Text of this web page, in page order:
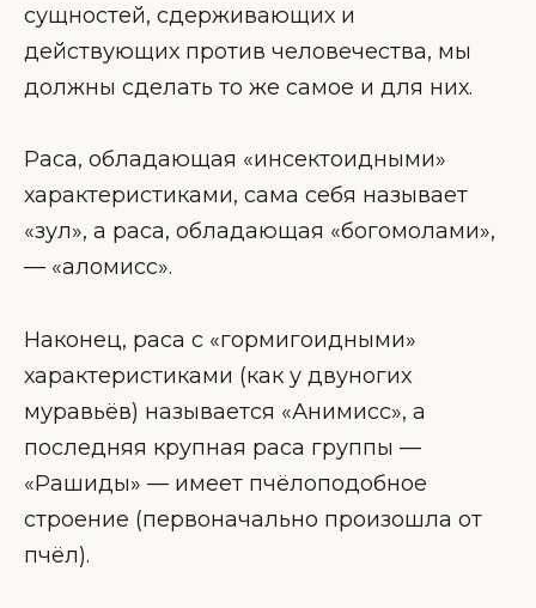
сущностей, сдерживающих и
действующих против человечества, мы
должны сделать то же самое и для них.
Раса, обладающая «инсектоидными»
характеристиками, сама себя называет
«зул», а раса, обладающая «богомолами»,
— «аломисс».
Наконец, раса с «гормигоидными»
характеристиками (как у двуногих
муравьёв) называется «Анимисс», а
последняя крупная раса группы —
«Рашиды» — имеет пчёлоподобное
строение (первоначально произошла от
пчёл).